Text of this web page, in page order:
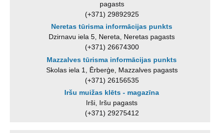
pagasts
(+371) 29892925
Neretas tūrisma informācijas punkts
Dzirnavu iela 5, Nereta, Neretas pagasts
(+371) 26674300
Mazzalves tūrisma informācijas punkts
Skolas iela 1, Ērberģe, Mazzalves pagasts
(+371) 26156535
Iršu muižas klēts - magazīna
Irši, Iršu pagasts
(+371) 29275412